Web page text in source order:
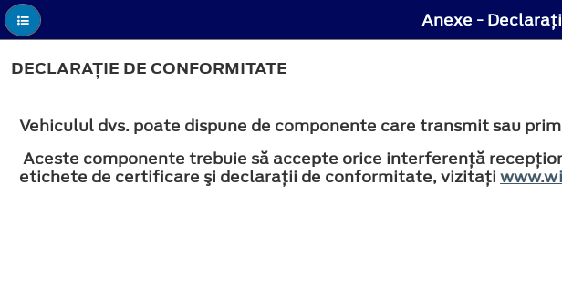
Anexe -
DECLARAŢIE DE CONFORMITATE
Vehiculul dvs. poate dispune de componente care transmit sau
Aceste componente trebuie să accepte orice interferență
etichete de certificare şi declaraţii de conformitate, vizitaţi